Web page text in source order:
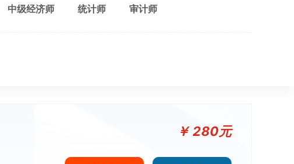
中级经济师 统计师 审计师
￥280元